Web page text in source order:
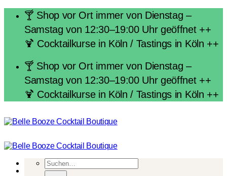
springen
🍸 Shop vor Ort immer von Dienstag –
Samstag von 12:30–19:00 Uhr geöffnet ++
🍹 Cocktailkurse in Köln / Tastings in Köln ++
🍸 Shop vor Ort immer von Dienstag –
Samstag von 12:30–19:00 Uhr geöffnet ++
🍹 Cocktailkurse in Köln / Tastings in Köln ++
Suchen
nach: